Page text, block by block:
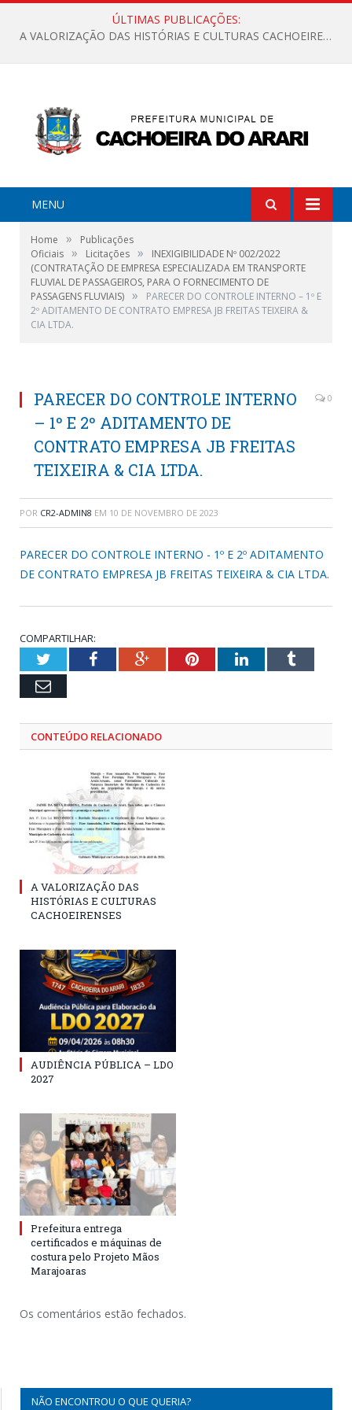
ÚLTIMAS PUBLICAÇÕES:
A VALORIZAÇÃO DAS HISTÓRIAS E CULTURAS CACHOEIRENSES
MENU
Home »
Publicações
Oficiais » Licitações »
INEXIGIBILIDADE Nº 002/2022
(CONTRATAÇÃO DE EMPRESA ESPECIALIZADA EM TRANSPORTE
FLUVIAL DE PASSAGEIROS, PARA O FORNECIMENTO DE
PASSAGENS FLUVIAIS) »
PARECER DO CONTROLE INTERNO – 1º E
2º ADITAMENTO DE CONTRATO EMPRESA JB FREITAS TEIXEIRA &
CIA LTDA.
PARECER DO CONTROLE INTERNO
– 1º E 2º ADITAMENTO DE
CONTRATO EMPRESA JB FREITAS
TEIXEIRA & CIA LTDA.
0
POR CR2-ADMIN8 EM 10 DE NOVEMBRO DE 2023
PARECER DO CONTROLE INTERNO - 1º E 2º ADITAMENTO
DE CONTRATO EMPRESA JB FREITAS TEIXEIRA & CIA LTDA.
COMPARTILHAR:
TwitterFacebookGoogle+PinterestLinkedInTumblr
Email
CONTEÚDO RELACIONADO
A VALORIZAÇÃO DAS
HISTÓRIAS E CULTURAS
CACHOEIRENSES
AUDIÊNCIA PÚBLICA – LDO
2027
Prefeitura entrega
certificados e máquinas de
costura pelo Projeto Mãos
Marajoaras
Os comentários estão fechados.
NÃO ENCONTROU O QUE QUERIA?